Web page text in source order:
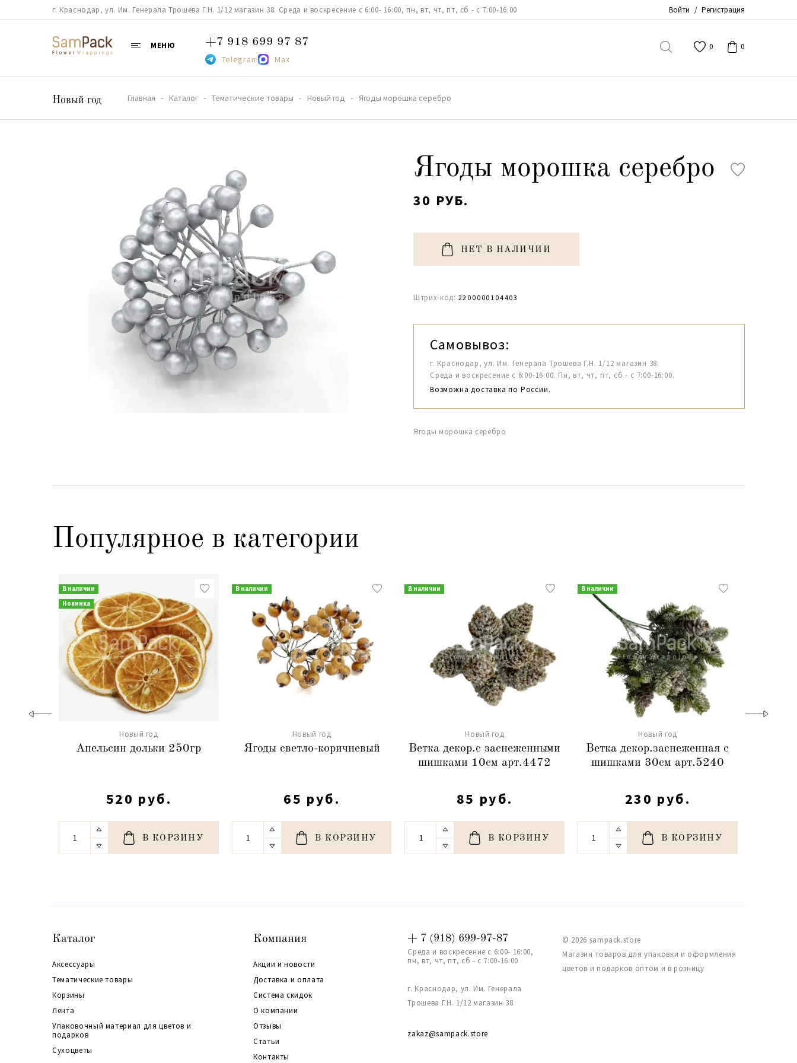
г. Краснодар, ул. Им. Генерала Трошева Г.Н. 1/12 магазин 38. Среда и воскресение с 6:00- 16:00, пн, вт, чт, пт, сб - с 7:00-16:00 Войти / Регистрация
МЕНЮ +7 918 699 97 87
Telegram Max
0 0
Новый год Главная Каталог Тематические товары Новый год Ягоды морошка серебро
Ягоды морошка серебро
30 РУБ.
НЕТ В НАЛИЧИИ
Штрих-код: 2200000104403
Самовывоз:
г. Краснодар, ул. Им. Генерала Трошева Г.Н. 1/12 магазин 38.
Среда и воскресение с 6:00-16:00. Пн, вт, чт, пт, сб - с 7:00-16:00.
Возможна доставка по России.
Ягоды морошка серебро
Популярное в категории
В наличии
Новинка
Новый год
Апельсин дольки 250гр
520 руб.
В КОРЗИНУ
В наличии
Новый год
Ягоды светло-коричневый
65 руб.
В КОРЗИНУ
В наличии
Новый год
Ветка декор.с заснеженными
шишками 10см арт.4472
85 руб.
В КОРЗИНУ
В наличии
Новый год
Ветка декор.заснеженная с
шишками 30см арт.5240
230 руб.
В КОРЗИНУ
Каталог
Аксессуары
Тематические товары
Корзины
Лента
Упаковочный материал для цветов и
подарков
Сухоцветы
Компания
Акции и новости
Доставка и оплата
Система скидок
О компании
Отзывы
Статьи
Контакты
+ 7 (918) 699-97-87
Среда и воскресение с 6:00- 16:00,
пн, вт, чт, пт, сб - с 7:00-16:00
г. Краснодар, ул. Им. Генерала
Трошева Г.Н. 1/12 магазин 38
zakaz@sampack.store
© 2026 sampack.store
Магазин товаров для упаковки и оформления
цветов и подарков оптом и в розницу